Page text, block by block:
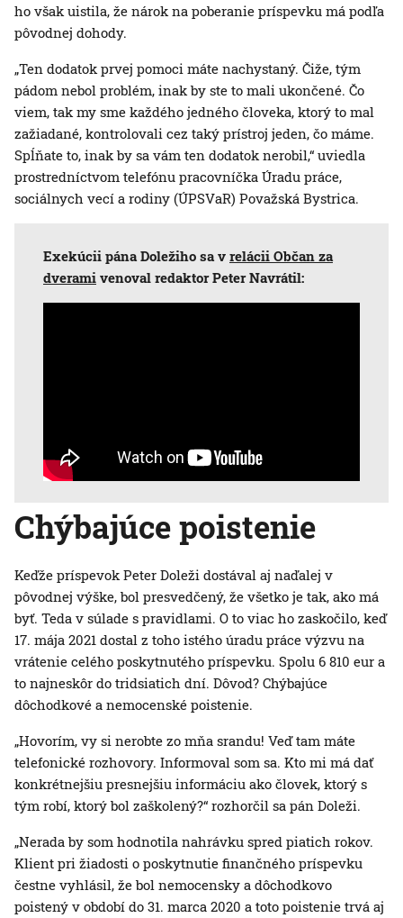
ho však uistila, že nárok na poberanie príspevku má podľa
pôvodnej dohody.
„Ten dodatok prvej pomoci máte nachystaný. Čiže, tým
pádom nebol problém, inak by ste to mali ukončené. Čo
viem, tak my sme každého jedného človeka, ktorý to mal
zažiadané, kontrolovali cez taký prístroj jeden, čo máme.
Spĺňate to, inak by sa vám ten dodatok nerobil,“ uviedla
prostredníctvom telefónu pracovníčka Úradu práce,
sociálnych vecí a rodiny (ÚPSVaR) Považská Bystrica.
Exekúcii pána Doležiho sa v relácii Občan za
dverami venoval redaktor Peter Navrátil:
Chýbajúce poistenie
Keďže príspevok Peter Doleži dostával aj naďalej v
pôvodnej výške, bol presvedčený, že všetko je tak, ako má
byť. Teda v súlade s pravidlami. O to viac ho zaskočilo, keď
17. mája 2021 dostal z toho istého úradu práce výzvu na
vrátenie celého poskytnutého príspevku. Spolu 6 810 eur a
to najneskôr do tridsiatich dní. Dôvod? Chýbajúce
dôchodkové a nemocenské poistenie.
„Hovorím, vy si nerobte zo mňa srandu! Veď tam máte
telefonické rozhovory. Informoval som sa. Kto mi má dať
konkrétnejšiu presnejšiu informáciu ako človek, ktorý s
tým robí, ktorý bol zaškolený?“ rozhorčil sa pán Doleži.
„Nerada by som hodnotila nahrávku spred piatich rokov.
Klient pri žiadosti o poskytnutie finančného príspevku
čestne vyhlásil, že bol nemocensky a dôchodkovo
poistený v období do 31. marca 2020 a toto poistenie trvá aj